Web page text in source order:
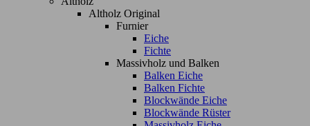
Altholz Original
Furnier
Eiche
Fichte
Massivholz und Balken
Balken Eiche
Balken Fichte
Blockwände Eiche
Blockwände Rüster